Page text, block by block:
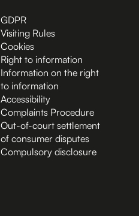
GDPR
Visiting Rules
Cookies
Right to information
Information on the right
to information
Accessibility
Complaints Procedure
Out-of-court settlement
of consumer disputes
Compulsory disclosure